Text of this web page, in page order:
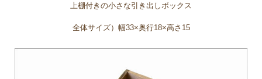
上棚付きの小さな引き出しボックス
全体サイズ）幅33×奥行18×高さ15